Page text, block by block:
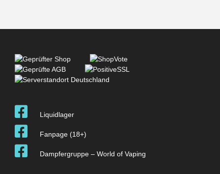
Liquidlager
Fanpage (18+)
Dampfergruppe – World of Vaping